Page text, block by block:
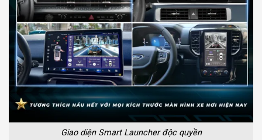
Giao diện Smart Launcher độc quyền